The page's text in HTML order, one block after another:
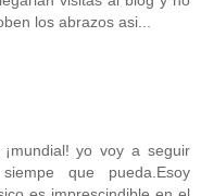
los abrazos asi...
yo voy a seguir
que pueda.Esoy